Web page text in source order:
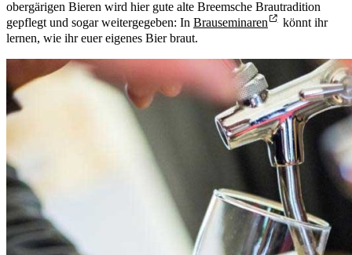
obergärigen Bieren wird hier gute alte Breemsche Brautradition
gepflegt und sogar weitergegeben: In Brauseminaren
könnt ihr
lernen, wie ihr euer eigenes Bier braut.